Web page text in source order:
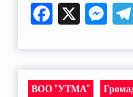
X
ВОО "УТМА"